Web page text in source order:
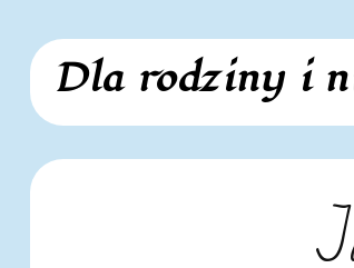
content
Dla rodziny i